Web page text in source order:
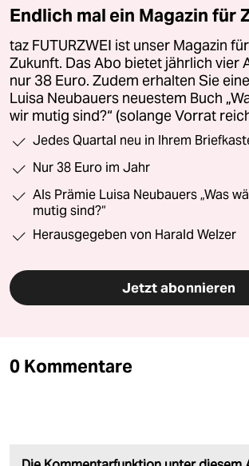
Endlich mal ein Magazin für
taz FUTURZWEI ist unser Magazin
Zukunft. Das Abo bietet jährlich vier
nur 38 Euro. Zudem erhalten Sie
Luisa Neubauers neuestem Buch
wir mutig sind?“ (solange Vorrat
Jedes Quartal neu in Ihrem
Nur 38 Euro im Jahr
Als Prämie Luisa Neubauers „Was
mutig sind?“
Herausgegeben von Harald Welzer
Jetzt abonnieren
0 Kommentare